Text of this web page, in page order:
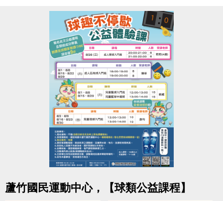
蘆竹國民運動中心，【球類公益課程】